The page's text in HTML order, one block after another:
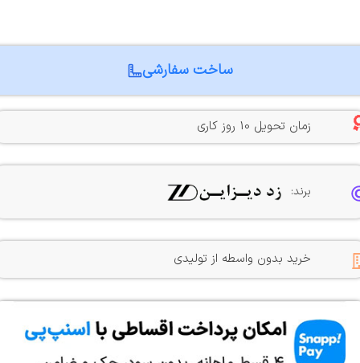
ساخت سفارشی
زمان تحویل 10 روز کاری
برند:
خرید بدون واسطه از تولیدی